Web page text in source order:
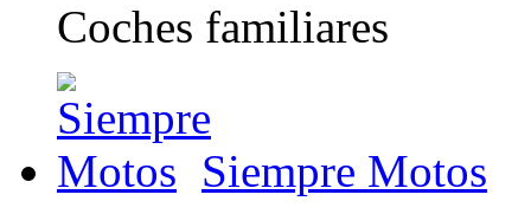
Coches familiares
Siempre Motos